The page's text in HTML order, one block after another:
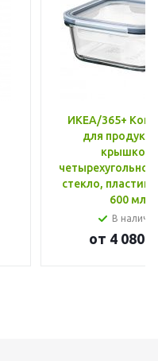
ИКЕА/365+
для
крышкой,
стекло, пластик
600 мл
В
от 4 080 ₸